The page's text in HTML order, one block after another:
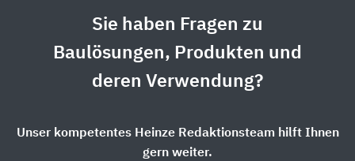
Sie haben Fragen zu
Baulösungen, Produkten und
deren Verwendung?
Unser kompetentes Heinze Redaktionsteam hilft Ihnen
gern weiter.